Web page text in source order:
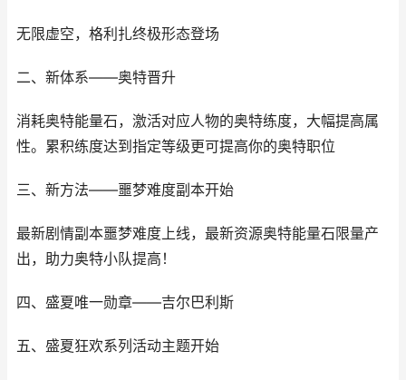
无限虚空，格利扎终极形态登场
二、新体系——奥特晋升
消耗奥特能量石，激活对应人物的奥特练度，大幅提高属
性。累积练度达到指定等级更可提高你的奥特职位
三、新方法——噩梦难度副本开始
最新剧情副本噩梦难度上线，最新资源奥特能量石限量产
出，助力奥特小队提高！
四、盛夏唯一勋章——吉尔巴利斯
五、盛夏狂欢系列活动主题开始